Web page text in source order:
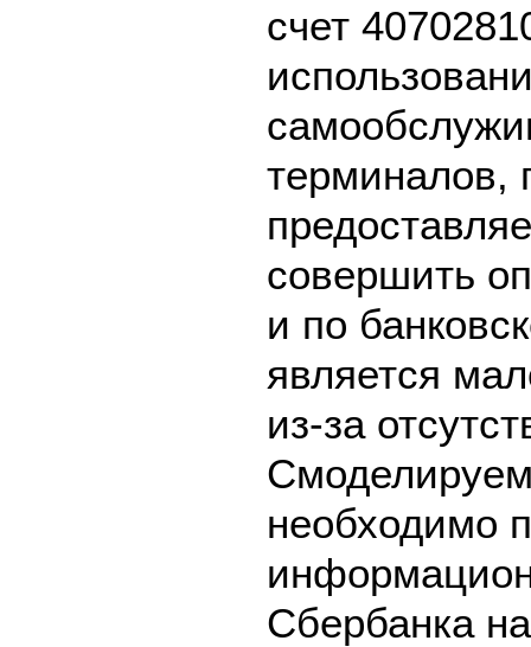
счет
терминалов,
совершить
и по
является
из-за
необходимо
Сбербанка